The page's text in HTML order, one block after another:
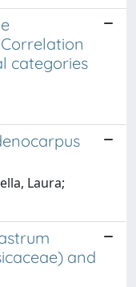
categories
Laura;
and